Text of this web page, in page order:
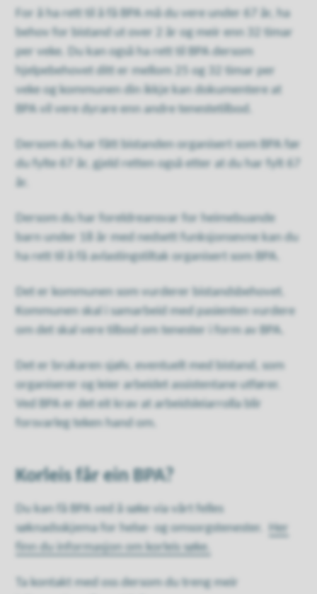
For å ha rett til å få BPA må du vere under 67 år, ha
behov for bistand ut over 2 år og meir enn 32 timar
per veke. Du kan også ha rett til BPA dersom
hjelpebehovet ditt er mellom 25 og 32 timar per
veke og kommunen din ikkje kan dokumentere at
BPA vil vere dyrare enn andre tenestetilbod.
Dersom du har fått bistanden organisert som BPA før
du fylte 67 år, gjeld retten også etter at du har fylt 67
år.
Dersom du har foreldreansvar for heimebuande
barn under 18 år med nedsett funksjonsevne kan du
ha rett til å få avlastingstiltak organisert som BPA.
Det er kommunen som vurderer bistandsbehovet.
Kommunen skal i samarbeid med pasienten vurdere
om det skal vere tilbod om tenester i form av BPA.
Det er brukaren sjølv, eventuelt med bistand, som
organiserer og leier arbeidet assistentane utfører.
Ved BPA er det eit krav at arbeidsleiarrolla blir
forsvarleg teken hand om.
Korleis får ein BPA?
Du kan få BPA ved å søke via vårt felles
søknadsskjema for helse- og omsorgstenester.
Her
finn du informasjon om korleis søke.
Ta kontakt med oss dersom du treng meir